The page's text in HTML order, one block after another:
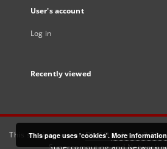
User's account
Log in
Recently viewed
This service runs onDInGO dLibra 6.3.21
Supercomputing and
This page uses 'cookies'. More information